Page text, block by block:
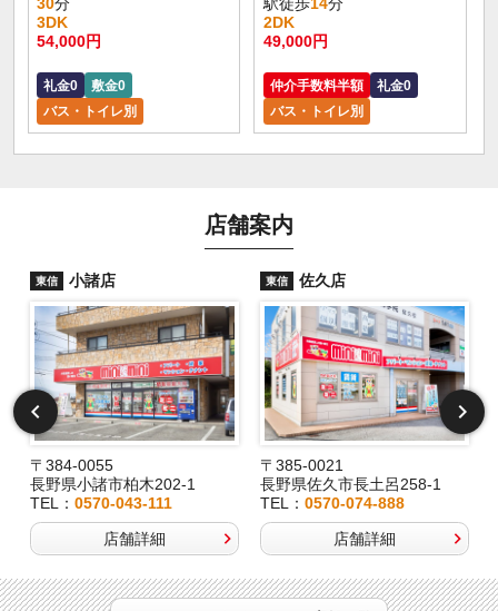
3DK
54,000円
礼金0
敷金0
バス・トイレ別
2DK
49,000円
仲介手数料半額
礼金0
バス・トイレ別
店舗案内
東信 小諸店
〒384-0055
長野県小諸市柏木202-1
TEL： 0570-043-111
店舗詳細
東信 佐久店
〒385-0021
長野県佐久市長土呂258-1
TEL： 0570-074-888
店舗詳細